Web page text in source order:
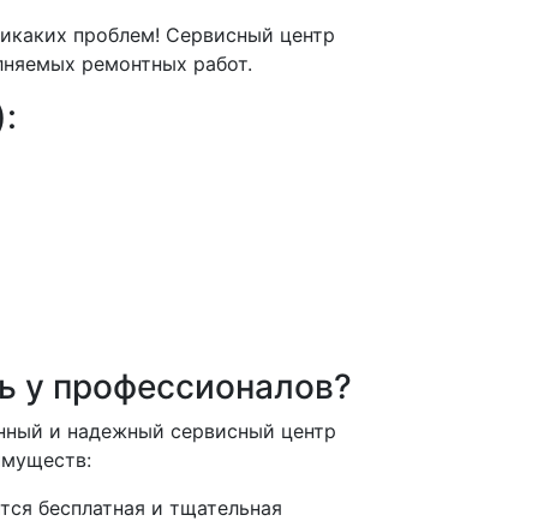
проблем! Сервисный центр
ремонтных работ.
у профессионалов?
и надежный сервисный центр
бесплатная и тщательная